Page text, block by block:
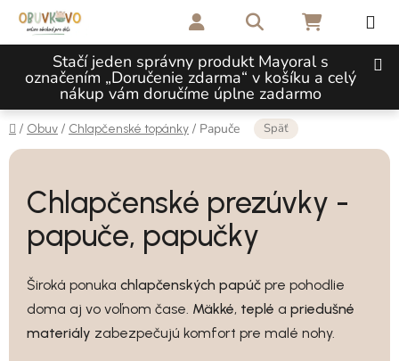
Prejsť na obsah
Stačí jeden správny produkt Mayoral s
označením „Doručenie zdarma“ v košíku a celý
nákup vám doručíme úplne zadarmo
Hľadať NÁKUPNÝ
Domov
/ Obuv / Chlapčenské topánky / Papuče Späť
Chlapčenské prezúvky -
papuče, papučky
Široká ponuka chlapčenských papúč pre pohodlie
doma aj vo voľnom čase. Mäkké, teplé a priedušné
materiály zabezpečujú komfort pre malé nohy.